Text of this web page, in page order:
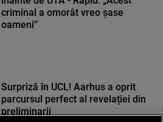
criminal a omorât vreo șase
oameni”
Surpriză în UCL! Aarhus a oprit
parcursul perfect al revelației din
preliminarii